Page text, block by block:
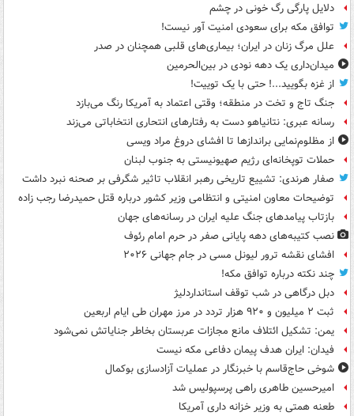
دلایل پارگی رگ خونی در چشم
توافق مکه برای سعودی امنیت آور نیست!
علل مرگ زنان در ایران؛ بیماری‌های قلبی همچنان در صدر
میدان‌داری یک دهه نودی در بین‌الحرمین
از غزه بگویید...! حتی با یک توییت!
جنگ تاج و تخت در منطقه؛ وقتی اعتماد به آمریکا رنگ می‌بازد
رسانه عبری: نتانیاهو دست به رفتارهای انتحاری انتخاباتی می‌زند
از مظلوم‌نمایی براندازها تا افشای دروغ مراد ویسی
حملات توپخانه‌ای رژیم صهیونیستی به جنوب لبنان
صفار هرندی: تشییع تاریخی رهبر انقلاب تاثیر شگرفی بر صحنه نبرد داشت
توضیحات معاون امنیتی و انتظامی وزیر کشور درباره قتل حمیدرضا رجب زاده
بازتاب پیامدهای جنگ علیه ایران در رسانه‌های جهان
نصب کتیبه‌های دهه پایانی صفر در حرم امام رئوف
افشای نقشه ترور لیونل مسی در جام جهانی ۲۰۲۶
چند نکته درباره توافق مکه!
دبل درگاهی در شب توقف استانداردلیژ
ثبت ۲ میلیون و ۹۲۰ هزار تردد در مرز مهران طی ایام اربعین
یمن: تشکیل ائتلاف مانع مجازات عربستان بخاطر جنایاتش نمی‌شود
فیدان: ایران هدف پیمان دفاعی مکه نیست
شوخی حاج‌قاسم با خبرنگار در عملیات آزادسازی بوکمال
امیرحسین طاهری راهی پرسپولیس شد
طعنه همتی به وزیر خزانه داری آمریکا